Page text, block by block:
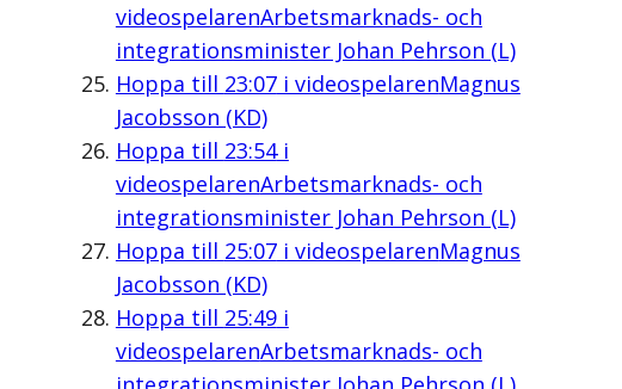
videospelarenArbetsmarknads- och
integrationsminister Johan Pehrson (L)
Hoppa till 23:07i videospelarenMagnus
Jacobsson (KD)
Hoppa till 23:54i
videospelarenArbetsmarknads- och
integrationsminister Johan Pehrson (L)
Hoppa till 25:07i videospelarenMagnus
Jacobsson (KD)
Hoppa till 25:49i
videospelarenArbetsmarknads- och